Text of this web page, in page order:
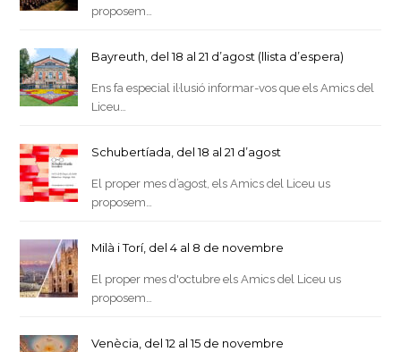
proposem…
Bayreuth, del 18 al 21 d’agost (llista d’espera)
Ens fa especial il·lusió informar-vos que els Amics del
Liceu…
Schubertíada, del 18 al 21 d’agost
El proper mes d’agost, els Amics del Liceu us
proposem…
Milà i Torí, del 4 al 8 de novembre
El proper mes d'octubre els Amics del Liceu us
proposem…
Venècia, del 12 al 15 de novembre